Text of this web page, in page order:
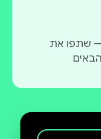
— שתפו את